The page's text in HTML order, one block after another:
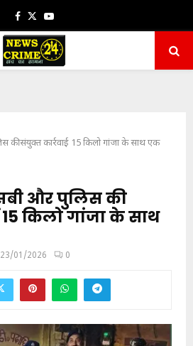
Facebook
TwitterYoutube
की संयुक्त कार्रवाई 15 किलो गांजा के साथ एक
और पुलिस की
15 किलो गांजा के साथ
23/01/2026 0